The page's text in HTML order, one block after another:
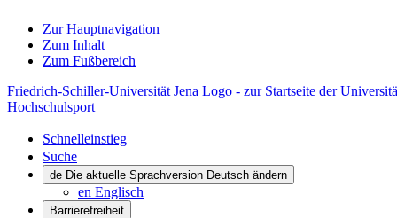
Zur Hauptnavigation
Zum Inhalt
Zum Fußbereich
Friedrich-Schiller-Universität Jena Logo - zur Startseite der
Hochschulsport
Schnelleinstieg
Suche
de Die aktuelle Sprachversion Deutsch ändern
en Englisch
Barrierefreiheit